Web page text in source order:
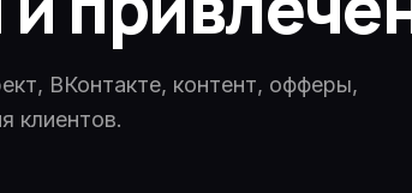
ВКонтакте, контент, офферы,
клиентов.